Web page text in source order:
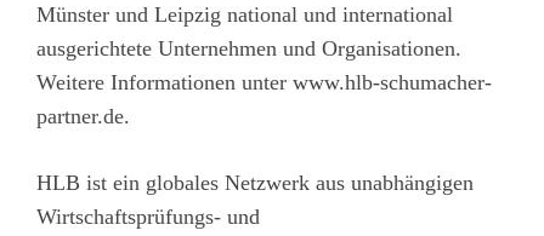
Münster und Leipzig national und international
ausgerichtete Unternehmen und Organisationen.
Weitere Informationen unter www.hlb-schumacher-
partner.de.
HLB ist ein globales Netzwerk aus unabhängigen
Wirtschaftsprüfungs- und